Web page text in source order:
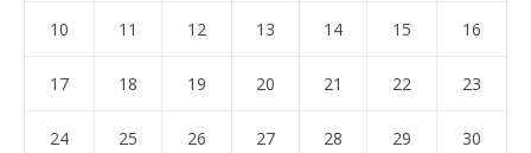
10 11 12 13 14 15 16
17 18 19 20 21 22 23
24 25 26 27 28 29 30